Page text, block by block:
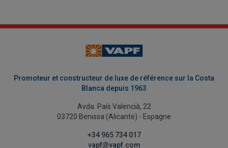
Promoteur et constructeur de luxe de référence sur la Costa
Blanca depuis 1963
Avda. País Valencià, 22
03720 Benissa (Alicante) - Espagne
+34 965 734 017
vapf@vapf.com